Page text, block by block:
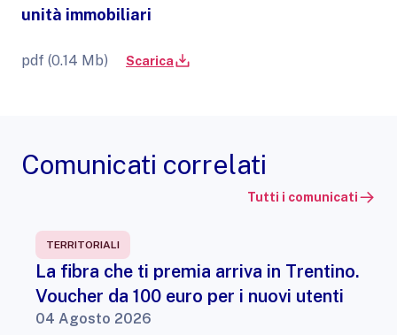
unità immobiliari
pdf (0.14 Mb) Scarica
Comunicati correlati
Tutti i comunicati
TERRITORIALI
La fibra che ti premia arriva in Trentino.
Voucher da 100 euro per i nuovi utenti
04 Agosto 2026